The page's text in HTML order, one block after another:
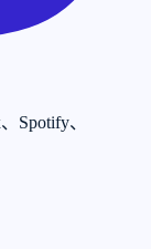
Spotify、